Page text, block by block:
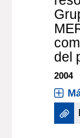
del
2004